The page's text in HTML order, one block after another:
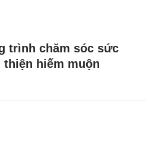
trình chăm sóc sức
thiện hiếm muộn